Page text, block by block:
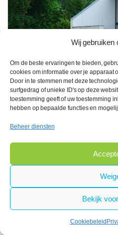
Wij gebruiken
Om de beste ervaringen te bieden,
cookies om informatie over je apparaat
Door in te stemmen met deze
surfgedrag of unieke ID's op deze
toestemming geeft of uw toestemming
hebben op bepaalde functies en
Beheer diensten
Bekijk
Cookiebeleid
z-architecten
Adres:Smisstraat 18
Vlaanderen
9620
z-
Als architect gaan we samen
naar een gezond evenwicht
economische realiteit, sociaal